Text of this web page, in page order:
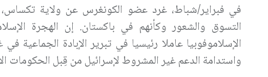
في فبراير/شباط، غرد عضو الكونغرس عن ولاية
التسوق والشعور وكأنهم في باكستان. إن الهجرة
الإسلاموفوبيا عاملا رئيسيا في تبرير الإبادة
واستدامة الدعم غير المشروط لإسرائيل من قِبل الحكومات